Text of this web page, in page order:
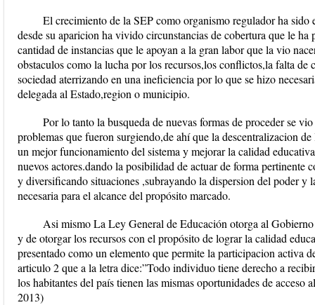
El crecimiento de la SEP como organismo regulador ha sido
desde su aparicion ha vivido circunstancias de cobertura que le
cantidad de instancias que le apoyan a la gran labor que la vio
obstaculos como la lucha por los recursos,los conflictos,la falta
sociedad aterrizando en una ineficiencia por lo que se hizo
delegada al Estado,region o municipio.
Por lo tanto la busqueda de nuevas formas de proceder se
problemas que fueron surgiendo,de ahí que la descentralizacion
un mejor funcionamiento del sistema y mejorar la calidad
nuevos actores.dando la posibilidad de actuar de forma pertinente
y diversificando situaciones ,subrayando la dispersion del poder y
necesaria para el alcance del propósito marcado.
Asi mismo La Ley General de Educación otorga al
y de otorgar los recursos con el propósito de lograr la calidad
presentado como un elemento que permite la participacion activa
articulo 2 que a la letra dice:”Todo individuo tiene derecho a
los habitantes del país tienen las mismas oportunidades de
2013)